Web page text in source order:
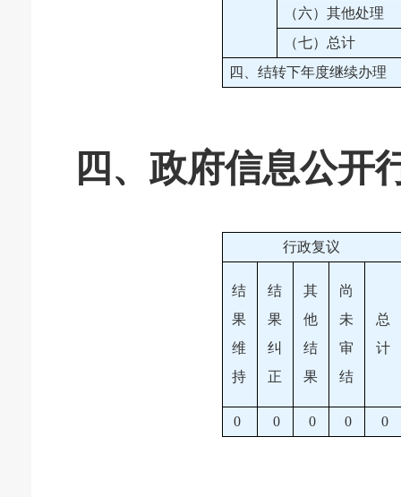
（六）其他处理
（七）总计
四、结转下年度继续办理
四、政府信息公开
行政复议
结
果
维
持
结
果
纠
正
其
他
结
果
尚
未
审
结
总
计
0 0 0 0 0